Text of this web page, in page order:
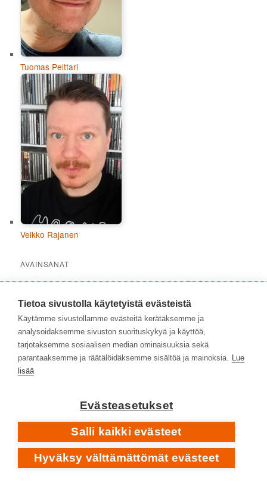
Tuomas Pelttari
Veikko Rajanen
AVAINSANAT
1970-luku 1980-luku
1990-luku2000-20092010-luku
2017 2020-luku2021 2022 2023
2025 albumit alternative rock debyyttialbumit folk rock hard rock
heavy metal
popmusiikki progeprogressiivinen rock
punk rock rap rock Ruotsi Suomisuomirock Svart
Records säveltäjät taidemusiikki Yhdysvallat
Tietoa sivustolla käytetyistä evästeistä
Käytämme sivustollamme evästeitä kerätäksemme ja
analysoidaksemme sivuston suorituskykyä ja käyttöä,
tarjotaksemme sosiaalisen median ominaisuuksia sekä
parantaaksemme ja räätälöidäksemme sisältöä ja mainoksia. Lue
lisää
Evästeasetukset
Salli kaikki evästeet
Hyväksy välttämättömät evästeet